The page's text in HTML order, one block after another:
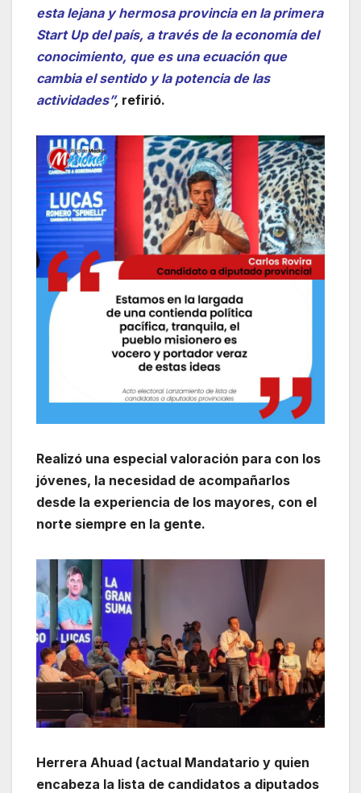
esta lejana y hermosa provincia en la primera
Start Up del país, a través de la economía del
conocimiento, que es una ecuación que
cambia el sentido y la potencia de las
actividades”, refirió.
Realizó una especial valoración para con los
jóvenes, la necesidad de acompañarlos
desde la experiencia de los mayores, con el
norte siempre en la gente.
Herrera Ahuad (actual Mandatario y quien
encabeza la lista de candidatos a diputados